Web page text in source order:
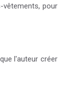
vêtements, pour
l'auteur créer